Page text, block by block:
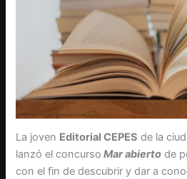
La joven Editorial CEPES de la
lanzó el concurso Mar abierto de
con el fin de descubrir y dar a